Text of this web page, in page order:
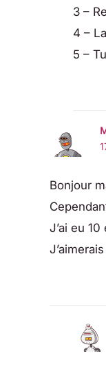
3 –
4 –
5 –
Bonjour
J’ai eu